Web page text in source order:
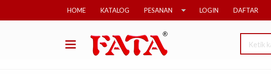
HOME KATALOG PESANAN LOGIN DAFTAR